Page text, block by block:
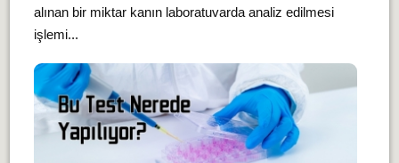
alınan bir miktar kanın laboratuvarda analiz edilmesi
işlemi...